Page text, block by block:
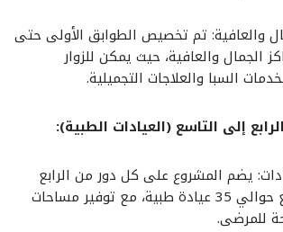
والعافية: تم تخصيص الطوابق الأولى حتى
الجمال والعافية، حيث يمكن للزوار
السبا والعلاجات التجميلية.
إلى التاسع (العيادات الطبية):
يضم المشروع على كل دور من الرابع
إلى التاسع حوالي 35 عيادة طبية، مع توفير مساحات
للمرضى.